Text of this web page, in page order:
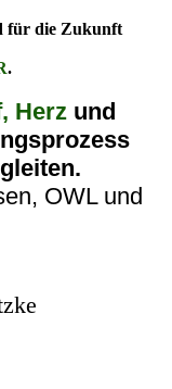
für die Zukunft
.
Herz und
OWL und